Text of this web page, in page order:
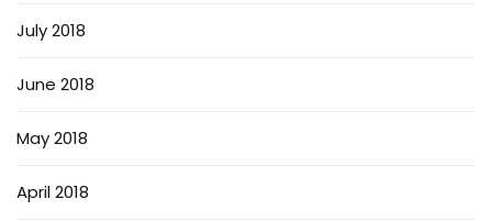
July 2018
June 2018
May 2018
April 2018